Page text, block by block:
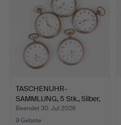
TASCHENUHR-
SAMMLUNG, 5 Stk., Silber,
frühe…
Beendet 30. Jul 2026
9 Gebote